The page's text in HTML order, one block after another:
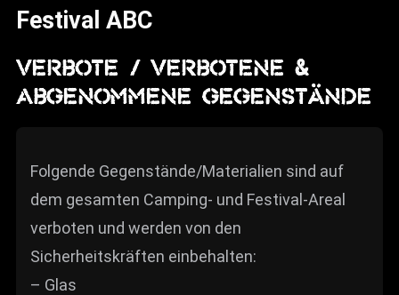
Info
Media
ZUM SHOP
BARRIEREFREIHEIT
ONLINE
Rückblicke
Galerien
Festival ABC
VERBOTE / VERBOTENE &
ABGENOMMENE GEGENSTÄNDE
Folgende Gegenstände/Materialien sind auf
dem gesamten Camping- und Festival-Areal
verboten und werden von den
Sicherheitskräften einbehalten:
– Glas